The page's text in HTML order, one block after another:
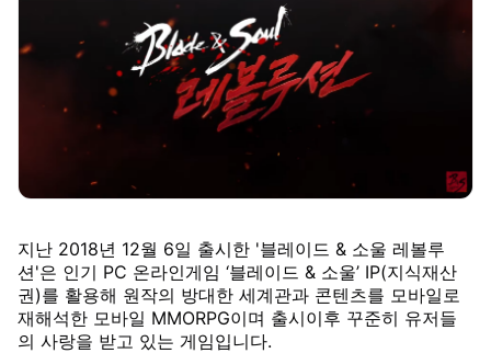
지난 2018년 12월 6일 출시한 '블레이드 & 소울 레볼루
션'은 인기 PC 온라인게임 ‘블레이드 & 소울’ IP(지식재산
권)를 활용해 원작의 방대한 세계관과 콘텐츠를 모바일로
재해석한 모바일 MMORPG이며 출시이후 꾸준히 유저들
의 사랑을 받고 있는 게임입니다.